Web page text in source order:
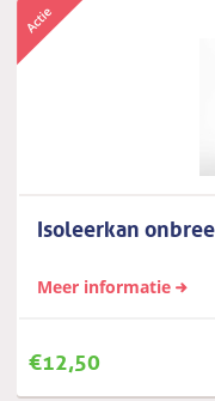
Isoleerkan
Meer informatie
€12,50